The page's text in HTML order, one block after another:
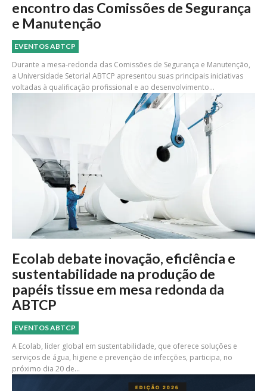
encontro das Comissões de Segurança
e Manutenção
EVENTOS ABTCP
Durante a mesa-redonda das Comissões de Segurança e Manutenção,
a Universidade Setorial ABTCP apresentou suas principais iniciativas
voltadas à qualificação profissional e ao desenvolvimento...
Ecolab debate inovação, eficiência e
sustentabilidade na produção de
papéis tissue em mesa redonda da
ABTCP
EVENTOS ABTCP
A Ecolab, líder global em sustentabilidade, que oferece soluções e
serviços de água, higiene e prevenção de infecções, participa, no
próximo dia 20 de...